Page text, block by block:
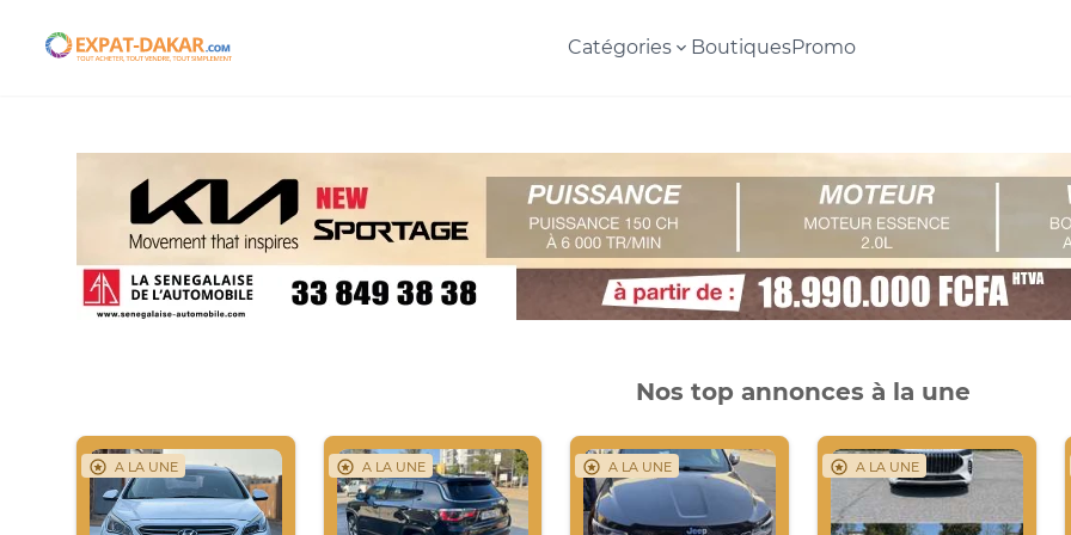
Expat-Dakar Catégories BoutiquesPromo
Nos top annonces à la une
A LA UNE A LA UNE A LA UNE A LA UNE